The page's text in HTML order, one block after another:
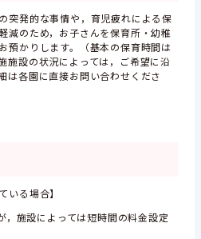
突発的な事情や，育児疲れによる保
減のため，お子さんを保育所・幼稚
預かりします。（基本の保育時間は
施設の状況によっては，ご希望に沿
は各園に直接お問い合わせくださ
いる場合】
施設によっては短時間の料金設定